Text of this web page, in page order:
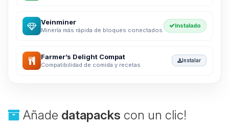
Veinminer
Minería más rápida de bloques conectados
Instalado
Farmer’s Delight Compat
Compatibilidad de comida y recetas
Instalar
Añade datapacks con un clic!